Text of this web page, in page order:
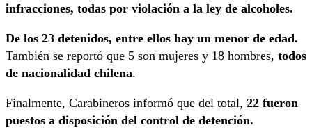
infracciones, todas por violación a la ley de alcoholes.
De los 23 detenidos, entre ellos hay un menor de edad.
También se reportó que 5 son mujeres y 18 hombres, todos
de nacionalidad chilena.
Finalmente, Carabineros informó que del total, 22 fueron
puestos a disposición del control de detención.